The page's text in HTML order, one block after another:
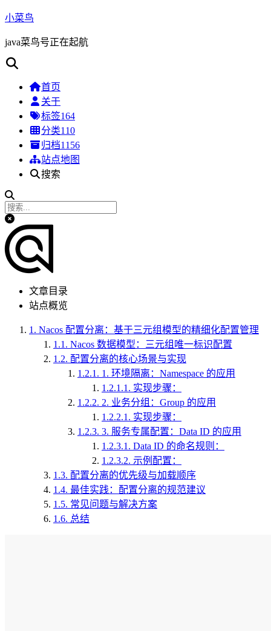
小菜鸟
java菜鸟号正在起航
首页
关于
标签164
分类110
归档1156
站点地图
搜索
文章目录
站点概览
1. Nacos 配置分离：基于三元组模型的精细化配置管理
1.1. Nacos 数据模型：三元组唯一标识配置
1.2. 配置分离的核心场景与实现
1.2.1. 1. 环境隔离：Namespace 的应用
1.2.1.1. 实现步骤：
1.2.2. 2. 业务分组：Group 的应用
1.2.2.1. 实现步骤：
1.2.3. 3. 服务专属配置：Data ID 的应用
1.2.3.1. Data ID 的命名规则：
1.2.3.2. 示例配置：
1.3. 配置分离的优先级与加载顺序
1.4. 最佳实践：配置分离的规范建议
1.5. 常见问题与解决方案
1.6. 总结